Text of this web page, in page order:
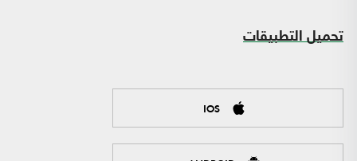
تحميل التطبيقات
IOS